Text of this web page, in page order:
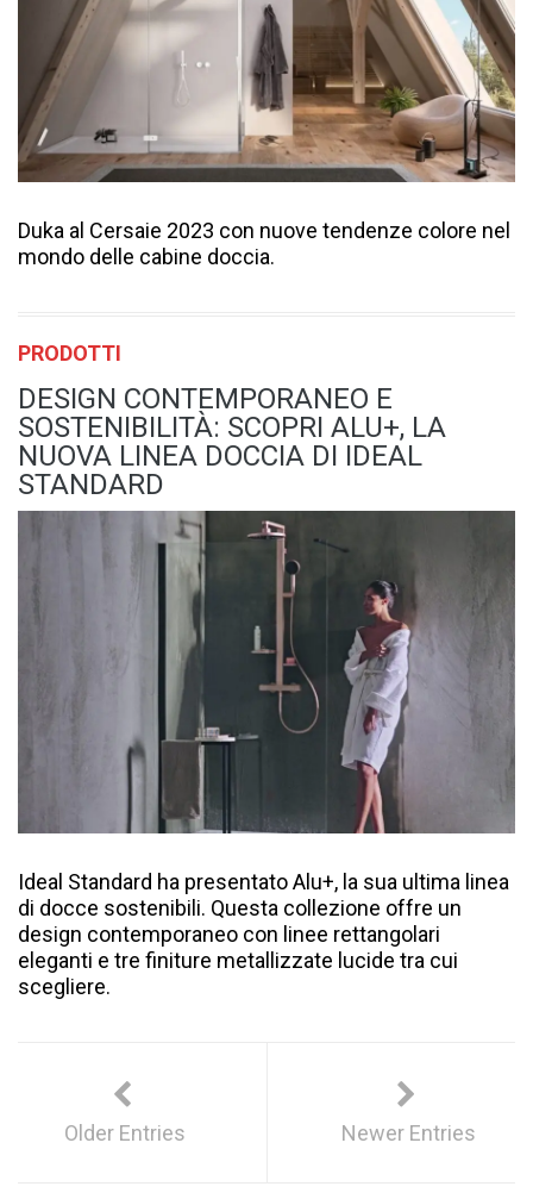
Duka al Cersaie 2023 con nuove tendenze colore nel
mondo delle cabine doccia.
PRODOTTI
DESIGN CONTEMPORANEO E
SOSTENIBILITÀ: SCOPRI ALU+, LA
NUOVA LINEA DOCCIA DI IDEAL
STANDARD
Ideal Standard ha presentato Alu+, la sua ultima linea
di docce sostenibili. Questa collezione offre un
design contemporaneo con linee rettangolari
eleganti e tre finiture metallizzate lucide tra cui
scegliere.
Older Entries Newer Entries